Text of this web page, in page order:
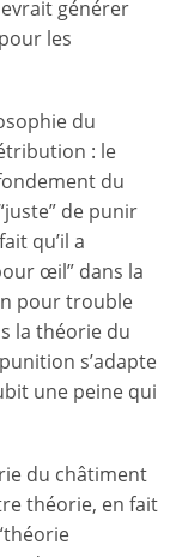
générer
les
du
: le
du
de punir
qu’il a
œil” dans la
pour trouble
la théorie du
s’adapte
une peine qui
du châtiment
théorie, en fait